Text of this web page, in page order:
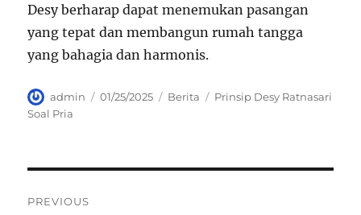
Desy berharap dapat menemukan pasangan
yang tepat dan membangun rumah tangga
yang bahagia dan harmonis.
Author
admin
Posted
01/25/2025 Categories
Berita Tags
Prinsip Desy Ratnasari
Soal Pria
PREVIOUS